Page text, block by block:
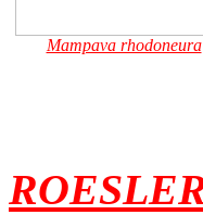
Mampava rhodoneura